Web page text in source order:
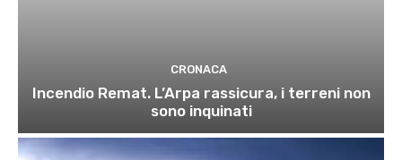
CRONACA
Incendio Remat. L’Arpa rassicura, i terreni non
sono inquinati